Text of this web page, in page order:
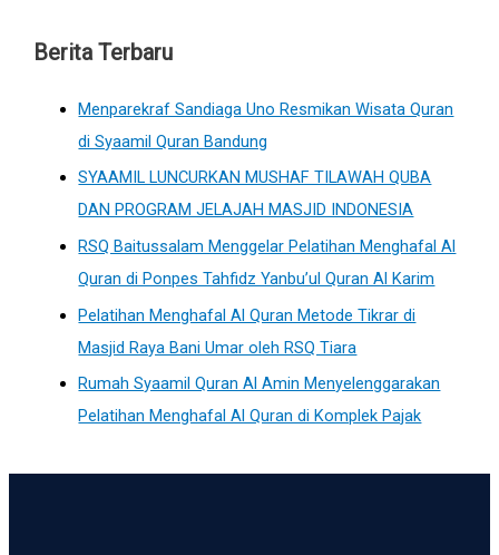
Berita Terbaru
Menparekraf Sandiaga Uno Resmikan Wisata Quran
di Syaamil Quran Bandung
SYAAMIL LUNCURKAN MUSHAF TILAWAH QUBA
DAN PROGRAM JELAJAH MASJID INDONESIA
RSQ Baitussalam Menggelar Pelatihan Menghafal Al
Quran di Ponpes Tahfidz Yanbu’ul Quran Al Karim
Pelatihan Menghafal Al Quran Metode Tikrar di
Masjid Raya Bani Umar oleh RSQ Tiara
Rumah Syaamil Quran Al Amin Menyelenggarakan
Pelatihan Menghafal Al Quran di Komplek Pajak